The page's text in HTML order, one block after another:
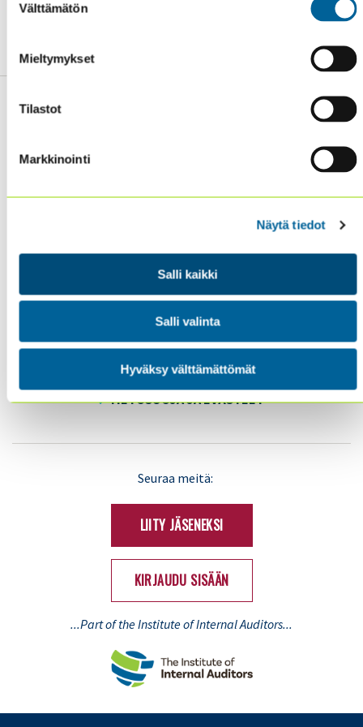
valinta
Välttämätön
Mieltymykset
Tilastot
Markkinointi
Näytä tiedot
Salli kaikki
Salli valinta
Hyväksy välttämättömät
SISÄINEN TARKASTUS
KOULUTUS & TAPAHTUMAT
AJANKOHTAISTA
YHDISTYS
YHTEYSTIEDOT
TIETOSUOJA JA EVÄSTEET
Seuraa meitä:
LIITY JÄSENEKSI
KIRJAUDU SISÄÄN
...Part of the Institute of Internal Auditors...